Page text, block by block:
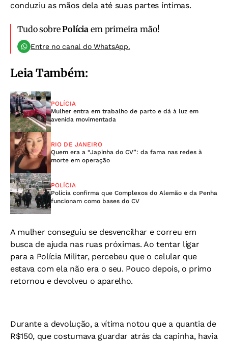
conduziu as mãos dela até suas partes íntimas.
Tudo sobrePolícia em primeira mão!
Entre no canal do WhatsApp.
Leia Também:
POLÍCIA
Mulher entra em trabalho de parto e dá à luz em
avenida movimentada
RIO DE JANEIRO
Quem era a “Japinha do CV”: da fama nas redes à
morte em operação
POLÍCIA
Polícia confirma que Complexos do Alemão e da Penha
funcionam como bases do CV
A mulher conseguiu se desvencilhar e correu em
busca de ajuda nas ruas próximas. Ao tentar ligar
para a Polícia Militar, percebeu que o celular que
estava com ela não era o seu. Pouco depois, o primo
retornou e devolveu o aparelho.
Durante a devolução, a vítima notou que a quantia de
R$150, que costumava guardar atrás da capinha, havia